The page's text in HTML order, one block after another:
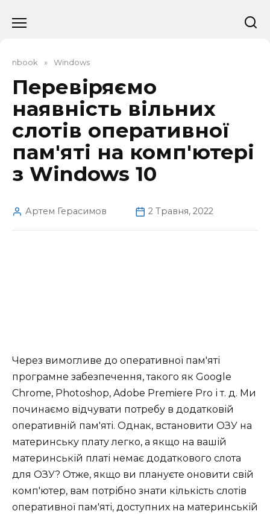
до
nbook » Windows
Перевіряємо
наявність вільних
слотів оперативної
пам'яті на комп'ютері
з Windows 10
Артем Герасимов 2 Травня, 2022
Через вимогливе до оперативної пам'яті
програмне забезпечення, такого як Google
Chrome, Photoshop, Adobe Premiere Pro і т. д. Ми
починаємо відчувати потребу в додатковій
оперативній пам'яті. Однак, встановити ОЗУ на
материнську плату легко, а якщо на вашій
материнській платі немає додаткового слота
для ОЗУ? Отже, якщо ви плануєте оновити свій
комп'ютер, вам потрібно знати кількість слотів
оперативної пам'яті, доступних на материнській